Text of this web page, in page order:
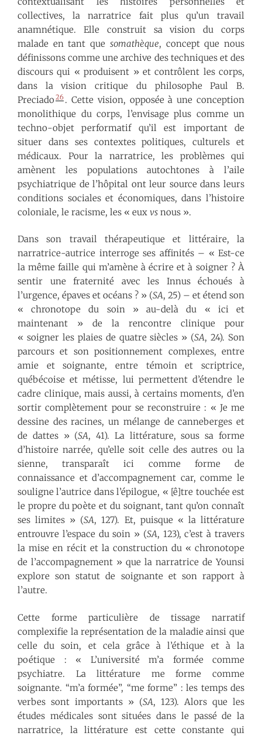
collectives, la narratrice fait plus qu’un travail
anamnétique. Elle construit sa vision du corps
malade en tant que somathèque, concept que nous
définissons comme une archive des techniques et des
discours qui « produisent » et contrôlent les corps,
dans la vision critique du philosophe Paul B.
Preciado 26 . Cette vision, opposée à une conception
monolithique du corps, l’envisage plus comme un
techno-objet performatif qu’il est important de
situer dans ses contextes politiques, culturels et
médicaux. Pour la narratrice, les problèmes qui
amènent les populations autochtones à l’aile
psychiatrique de l’hôpital ont leur source dans leurs
conditions sociales et économiques, dans l’histoire
coloniale, le racisme, les « eux vs nous ».
Dans son travail thérapeutique et littéraire, la
narratrice-autrice interroge ses affinités – « Est-ce
la même faille qui m’amène à écrire et à soigner ? À
sentir une fraternité avec les Innus échoués à
l’urgence, épaves et océans ? » (SA, 25) – et étend son
« chronotope du soin » au-delà du « ici et
maintenant » de la rencontre clinique pour
« soigner les plaies de quatre siècles » (SA, 24). Son
parcours et son positionnement complexes, entre
amie et soignante, entre témoin et scriptrice,
québécoise et métisse, lui permettent d’étendre le
cadre clinique, mais aussi, à certains moments, d’en
sortir complètement pour se reconstruire : « Je me
dessine des racines, un mélange de canneberges et
de dattes » (SA, 41). La littérature, sous sa forme
d’histoire narrée, qu’elle soit celle des autres ou la
sienne, transparaît ici comme forme de
connaissance et d’accompagnement car, comme le
souligne l’autrice dans l’épilogue, « [ê]tre touchée est
le propre du poète et du soignant, tant qu’on connaît
ses limites » (SA, 127). Et, puisque « la littérature
entrouvre l’espace du soin » (SA, 123), c’est à travers
la mise en récit et la construction du « chronotope
de l’accompagnement » que la narratrice de Younsi
explore son statut de soignante et son rapport à
l’autre.
Cette forme particulière de tissage narratif
complexifie la représentation de la maladie ainsi que
celle du soin, et cela grâce à l’éthique et à la
poétique : « L’université m’a formée comme
psychiatre. La littérature me forme comme
soignante. “m’a formée”, “me forme” : les temps des
verbes sont importants » (SA, 123). Alors que les
études médicales sont situées dans le passé de la
narratrice, la littérature est cette constante qui